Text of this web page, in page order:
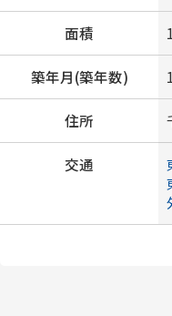
面積
築年月(築年数)
住所
交通